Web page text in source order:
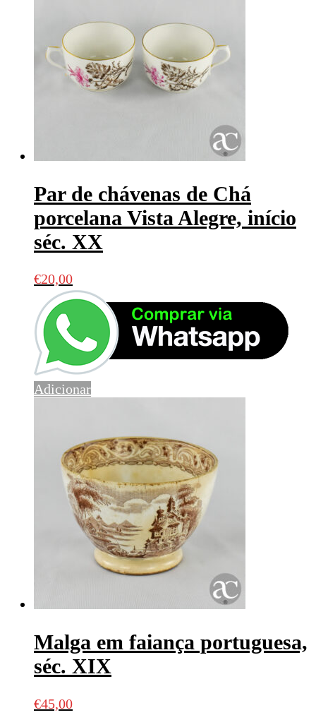
Par de chávenas de Chá
porcelana Vista Alegre, início
séc. XX
€20,00
Adicionar
Malga em faiança portuguesa,
séc. XIX
€45,00